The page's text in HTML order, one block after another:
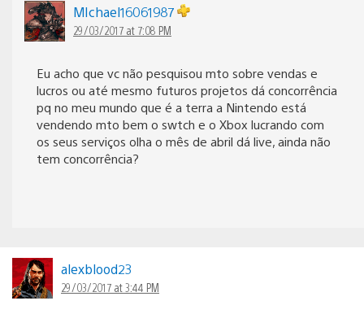
MIchael16061987
29/03/2017 at 7:08 PM
Eu acho que vc não pesquisou mto sobre vendas e
lucros ou até mesmo futuros projetos dá concorrência
pq no meu mundo que é a terra a Nintendo está
vendendo mto bem o swtch e o Xbox lucrando com
os seus serviços olha o mês de abril dá live, ainda não
tem concorrência?
alexblood23
29/03/2017 at 3:44 PM